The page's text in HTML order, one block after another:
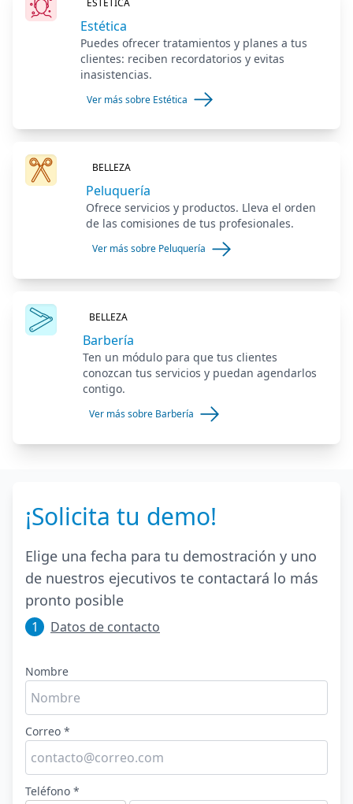
Estética
Puedes ofrecer tratamientos y planes a tus
clientes: reciben recordatorios y evitas
inasistencias.
Ver más sobre Estética
BELLEZA
Peluquería
Ofrece servicios y productos. Lleva el orden
de las comisiones de tus profesionales.
Ver más sobre Peluquería
BELLEZA
Barbería
Ten un módulo para que tus clientes
conozcan tus servicios y puedan agendarlos
contigo.
Ver más sobre Barbería
¡Solicita tu demo!
Elige una fecha para tu demostración y uno
de nuestros ejecutivos te contactará lo más
pronto posible
1 Datos de contacto
Nombre
Correo *
Teléfono *